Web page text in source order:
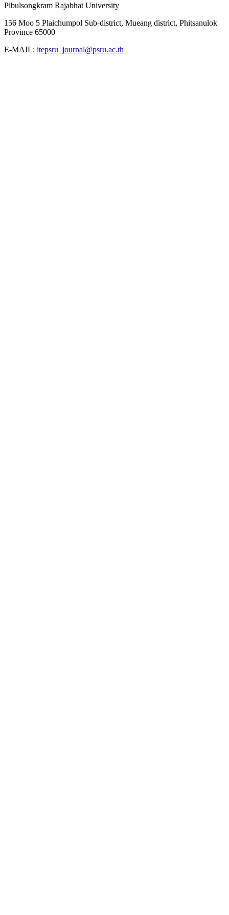
Pibulsongkram Rajabhat University
156 Moo 5 Plaichumpol Sub-district, Mueang district, Phitsanulok
Province 65000
E-MAIL: itepsru_journal@psru.ac.th